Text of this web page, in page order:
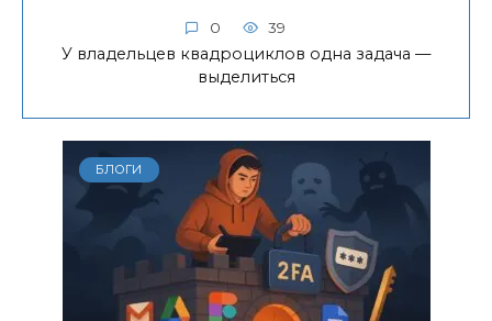
0 39
У владельцев квадроциклов одна задача —
выделиться
БЛОГИ